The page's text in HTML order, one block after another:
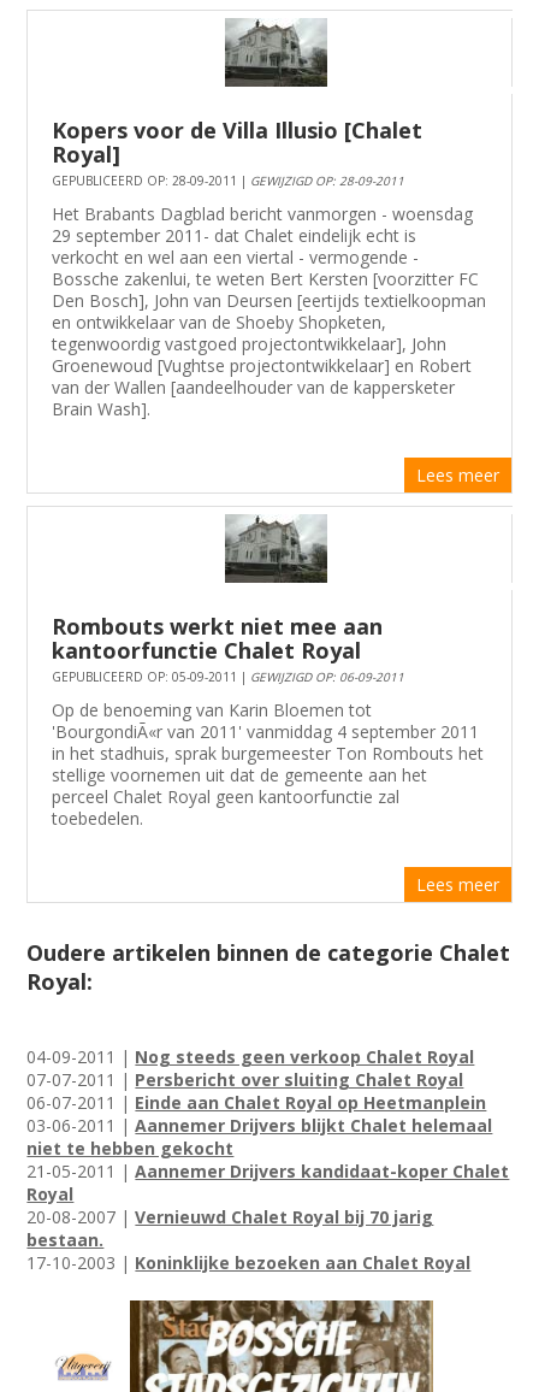
Kopers voor de Villa Illusio [Chalet
Royal]
GEPUBLICEERD OP: 28-09-2011 | GEWIJZIGD OP: 28-09-2011
Het Brabants Dagblad bericht vanmorgen - woensdag
29 september 2011- dat Chalet eindelijk echt is
verkocht en wel aan een viertal - vermogende -
Bossche zakenlui, te weten Bert Kersten [voorzitter FC
Den Bosch], John van Deursen [eertijds textielkoopman
en ontwikkelaar van de Shoeby Shopketen,
tegenwoordig vastgoed projectontwikkelaar], John
Groenewoud [Vughtse projectontwikkelaar] en Robert
van der Wallen [aandeelhouder van de kappersketer
Brain Wash].
Lees meer
Rombouts werkt niet mee aan
kantoorfunctie Chalet Royal
GEPUBLICEERD OP: 05-09-2011 | GEWIJZIGD OP: 06-09-2011
Op de benoeming van Karin Bloemen tot
'BourgondiÃ«r van 2011' vanmiddag 4 september 2011
in het stadhuis, sprak burgemeester Ton Rombouts het
stellige voornemen uit dat de gemeente aan het
perceel Chalet Royal geen kantoorfunctie zal
toebedelen.
Lees meer
Oudere artikelen binnen de categorie Chalet
Royal:
04-09-2011 | Nog steeds geen verkoop Chalet Royal
07-07-2011 | Persbericht over sluiting Chalet Royal
06-07-2011 | Einde aan Chalet Royal op Heetmanplein
03-06-2011 |Aannemer Drijvers blijkt Chalet helemaal
niet te hebben gekocht
21-05-2011 |Aannemer Drijvers kandidaat-koper Chalet
Royal
20-08-2007 |Vernieuwd Chalet Royal bij 70 jarig
bestaan.
17-10-2003 | Koninklijke bezoeken aan Chalet Royal